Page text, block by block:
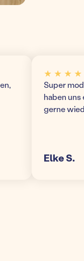
★ ★ ★ ★ ★
Super
haben uns
gerne wieder!
Elke S.